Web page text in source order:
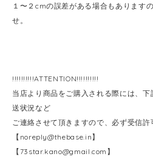
１〜２cmの誤差がある場合もあります
せ。
!!!!!!!!!!ATTENTION!!!!!!!!!!
当店より商品をご購入される際には、
送状況など
ご連絡させて頂きますので、必ず受信許
【 noreply@thebase.in】
【73star.kano@gmail.com 】